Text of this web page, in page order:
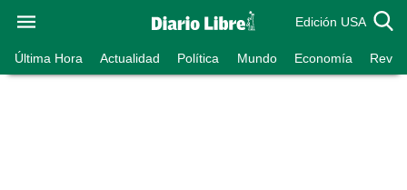
Edición USA
Última Hora Actualidad Política Mundo Economía